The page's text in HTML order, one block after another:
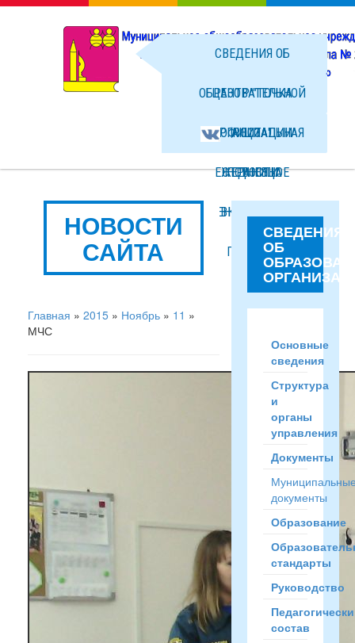
СВЕДЕНИЯ ОБ
ОБРАЗОВАТЕЛЬНОЙ
ОРГАНИЗАЦИИ
НОВОСТИ
ФАЙЛЫ
ЦЕНТР "ТОЧКА
РОСТА"
ЕЖЕДНЕВНОЕ
МЕНЮ ГОРЯЧЕГО
ПИТАНИЯ
ОФИЦИАЛЬНАЯ
СТРАНИЦА
ВКОНТАКТЕ
НОВОСТИ
САЙТА
Главная » 2015 » Ноябрь » 11 »
МЧС
СВЕДЕНИЯ
ОБ
Основные
сведения
Структура
и
органы
управления
Документы
документы
Образование
стандарты
Руководство
состав